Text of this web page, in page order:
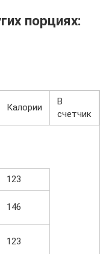
порциях:
Калории
В
счетчик
123
146
123